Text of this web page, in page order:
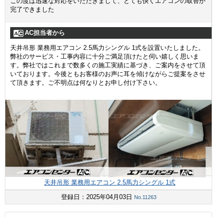
完了できました
AC担当者から
天井吊形 業務用エアコン 2.5馬力シングル 1式を設置いたしました。
弊社のサービス・工事内容に十分ご満足頂けたと伺い嬉しく思いま
す。弊社ではこれまで数多くの施工実績に基づき、ご案内をさせて頂
いております。今後ともお客様のお声に耳を傾けながらご提案をさせ
て頂きます。ご不明点は何なりとお申し付け下さい。
天井吊形 業務用エアコン 2.5馬力シングル 1式
登録日：2025年04月03日
No.11263